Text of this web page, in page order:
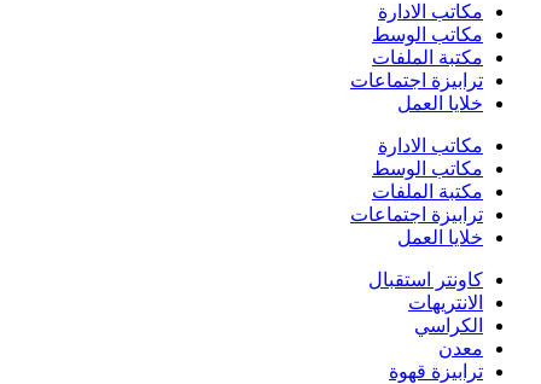
مكاتب الادارة
مكاتب الوسط
مكتبة الملفات
ترابيزة اجتماعات
خلايا العمل
مكاتب الادارة
مكاتب الوسط
مكتبة الملفات
ترابيزة اجتماعات
خلايا العمل
كاونتر استقبال
الانتريهات
الكراسي
معدن
ترابيزة قهوة